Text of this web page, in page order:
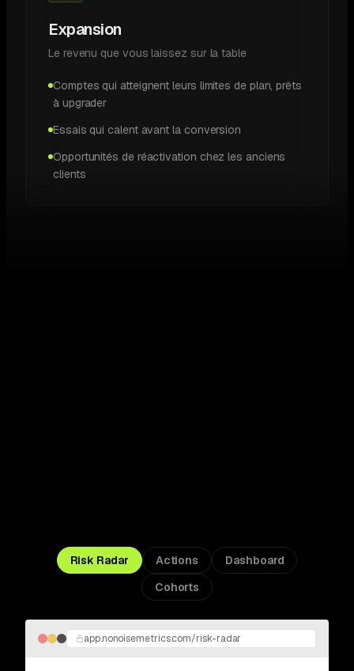
Expansion
Le revenu que vous laissez sur la table
Comptes qui atteignent leurs limites de plan, prêts
à upgrader
Essais qui calent avant la conversion
Opportunités de réactivation chez les anciens
clients
Risk Radar Actions
Dashboard
Cohorts
app.nonoisemetrics.com/risk-radar